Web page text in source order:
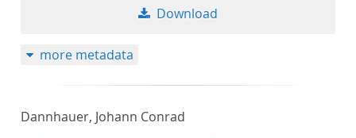
Download
more metadata
Dannhauer, Johann Conrad